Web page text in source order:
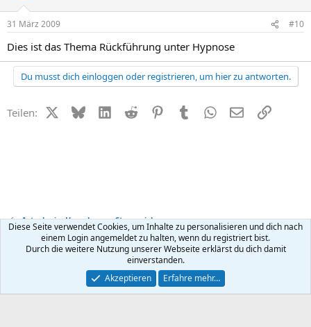
31 März 2009 #10
Dies ist das Thema Rückführung unter Hypnose
Du musst dich einloggen oder registrieren, um hier zu antworten.
Teilen: X (Twitter)
BlueskyLinkedIn
Reddit PinterestTumblr WhatsApp
E-MailLink
Astrologie, Horoskope + Sternzeichen
Kontakt Nutzungsbedingungen Datenschutz Hilfe
R
Community platform by XenForo ® © 2010-2026 XenForo Ltd.
Diese Seite verwendet Cookies, um Inhalte zu personalisieren und dich nach
einem Login angemeldet zu halten, wenn du registriert bist.
Durch die weitere Nutzung unserer Webseite erklärst du dich damit
einverstanden.
Akzeptieren
Erfahre mehr…